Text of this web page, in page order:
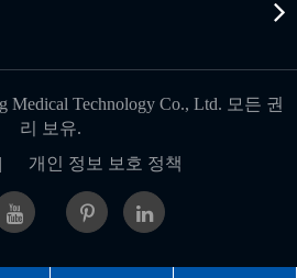
Medical Technology Co., Ltd. 모든 권
리 보유.
개인 정보 보호 정책